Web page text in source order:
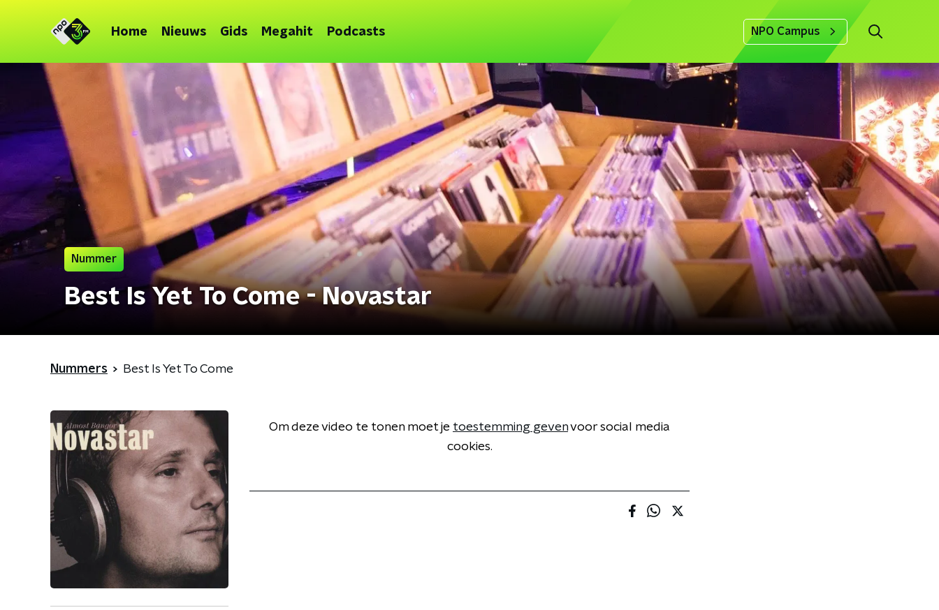
Home Nieuws Gids Megahit Podcasts NPO Campus
Nummer
Best Is Yet To Come - Novastar
Nummers Best Is Yet To Come
Om deze video te tonen moet je toestemming gevenvoor social media
cookies.